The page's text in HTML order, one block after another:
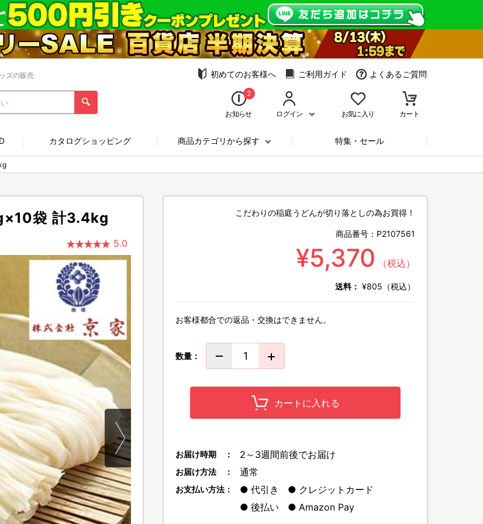
ズの販売 初めてのお客様へ ご利用ガイド よくあるご質問
2
お知らせ ログイン お気に入り カート
カタログショッピング 商品カテゴリから探す 特集・セール
袋 計3.4kg
5.0
こだわりの稲庭うどんが切り落としの為お買得！
商品番号： P2107561
¥5,370 （税込）
送料： ¥805（税込）
お客様都合での返品・交換はできません。
数量：
カートに入れる
お届け時期 ： 2～3週間前後でお届け
お届け方法 ： 通常
お支払い方法： 代引き
クレジットカード
後払い
Amazon Pay